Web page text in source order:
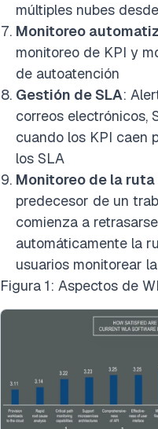
múltiples nubes
Monitoreo
monitoreo de KPI y
de autoatención
Gestión de SLA:
correos electrónicos,
cuando los KPI caen
los SLA
Monitoreo de la
predecesor de un
comienza a
automáticamente la
usuarios monitorear
Figura 1: Aspectos de